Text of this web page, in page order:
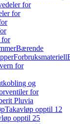
for
for
for
Bærende
Forbruksmateriell
for
og
for
Pluvia
Takavløp opptil 12
opptil 25